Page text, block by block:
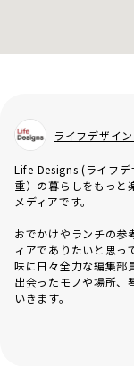
ライフデザイ
Life Designs (ライフ
重）の暮らしをもっと
メディアです。
おでかけやランチの参
ィアでありたいと思っ
味に日々全力な編集部
出会ったモノや場所、
いきます。